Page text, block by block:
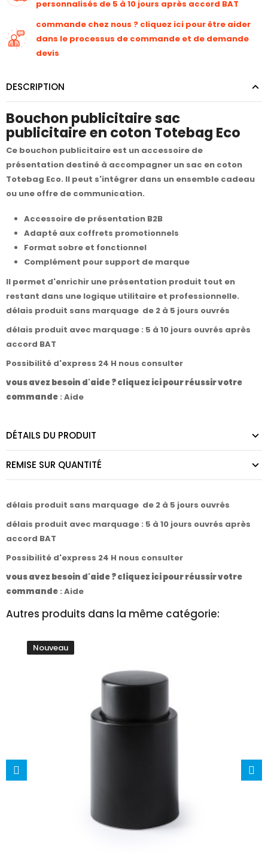
personnalisés de 5 à 10 jours après accord BAT
commande chez nous ? cliquez ici pour être aider
dans le processus de commande et de demande
devis
DESCRIPTION
Bouchon publicitaire sac
publicitaire en coton Totebag Eco
Ce bouchon publicitaire est un accessoire de
présentation destiné à accompagner un sac en coton
Totebag Eco. Il peut s'intégrer dans un ensemble cadeau
ou une offre de communication.
Accessoire de présentation B2B
Adapté aux coffrets promotionnels
Format sobre et fonctionnel
Complément pour support de marque
Il permet d'enrichir une présentation produit tout en
restant dans une logique utilitaire et professionnelle.
délais produit sans marquage de 2 à 5 jours ouvrés
délais produit avec marquage : 5 à 10 jours ouvrés après
accord BAT
Possibilité d'express 24 H nous consulter
vous avez besoin d'aide ? cliquez ici pour réussir votre
commande : Aide
DÉTAILS DU PRODUIT
REMISE SUR QUANTITÉ
délais produit sans marquage de 2 à 5 jours ouvrés
délais produit avec marquage : 5 à 10 jours ouvrés après
accord BAT
Possibilité d'express 24 H nous consulter
vous avez besoin d'aide ? cliquez ici pour réussir votre
commande : Aide
Autres produits dans la même catégorie:
Nouveau